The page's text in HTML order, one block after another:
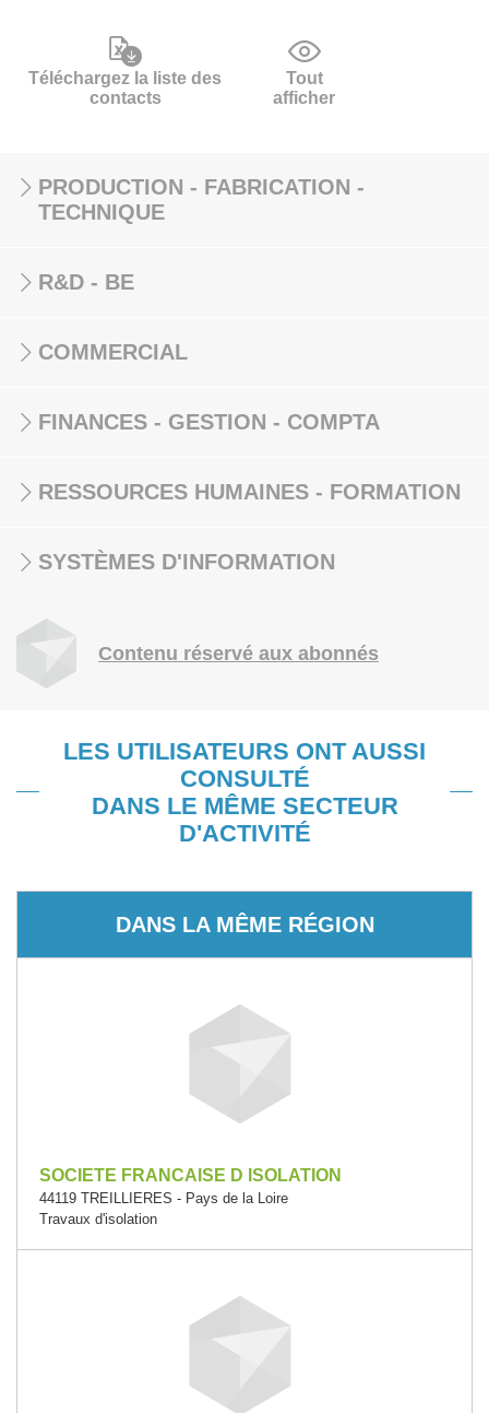
Téléchargez la liste des
contacts
Tout
afficher
PRODUCTION - FABRICATION -
TECHNIQUE
R&D - BE
COMMERCIAL
FINANCES - GESTION - COMPTA
RESSOURCES HUMAINES - FORMATION
SYSTÈMES D'INFORMATION
Contenu réservé aux abonnés
LES UTILISATEURS ONT AUSSI
CONSULTÉ
DANS LE MÊME SECTEUR
D'ACTIVITÉ
DANS LA MÊME RÉGION
SOCIETE FRANCAISE D ISOLATION
44119 TREILLIERES - Pays de la Loire
Travaux d'isolation